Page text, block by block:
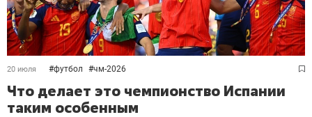
20 июля #футбол #чм-2026
Что делает это чемпионство Испании
таким особенным